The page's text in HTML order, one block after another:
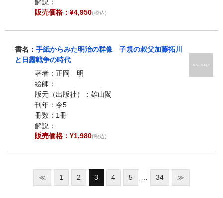
解説：
販売価格：¥4,950(税込)
書名： 手紙からみた明治の群像 子規の叔父加藤拓川
と日露戦争の時代
著者：正岡 明
絵師：
版元（出版社）：雄山閣
刊年：令5
冊数：1冊
解説：
販売価格：¥1,980(税込)
≪ 1 2 3 4 5 34 ≫